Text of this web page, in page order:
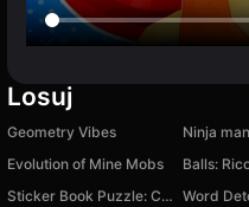
Losuj
Geometry Vibes Ninja man
Evolution of Mine Mobs
Balls:
Sticker Book Puzzle: Color By Number Word